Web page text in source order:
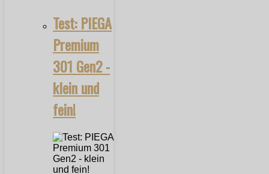
Test: PIEGA
Premium
301 Gen2 -
klein und
fein!